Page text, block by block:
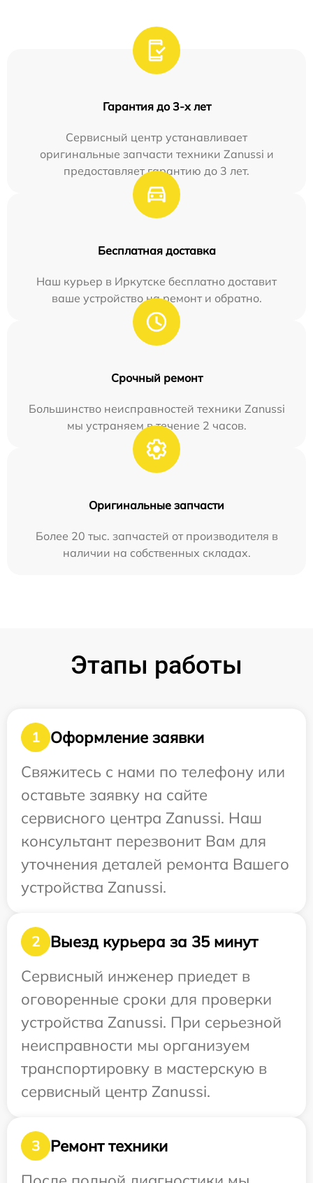
Гарантия до 3-х лет
Сервисный центр устанавливает
оригинальные запчасти техники Zanussi и
предоставляет гарантию до 3 лет.
Бесплатная доставка
Наш курьер в Иркутске бесплатно доставит
ваше устройство на ремонт и обратно.
Срочный ремонт
Большинство неисправностей техники Zanussi
мы устраняем в течение 2 часов.
Оригинальные запчасти
Более 20 тыс. запчастей от производителя в
наличии на собственных складах.
Этапы работы
1
Оформление заявки
Свяжитесь с нами по телефону или
оставьте заявку на сайте
сервисного центра Zanussi. Наш
консультант перезвонит Вам для
уточнения деталей ремонта Вашего
устройства Zanussi.
2
Выезд курьера за 35 минут
Сервисный инженер приедет в
оговоренные сроки для проверки
устройства Zanussi. При серьезной
неисправности мы организуем
транспортировку в мастерскую в
сервисный центр Zanussi.
3
Ремонт техники